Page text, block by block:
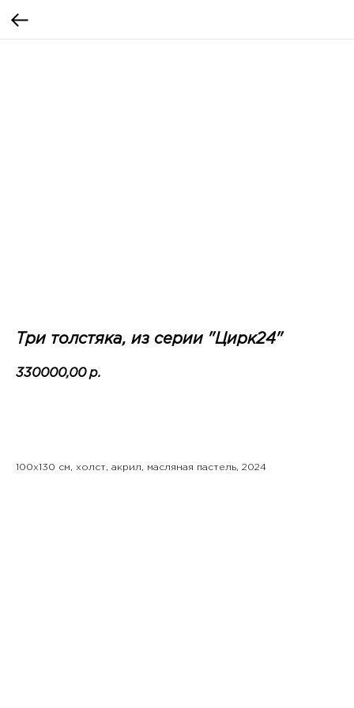
Три толстяка, из серии "Цирк24"
330000,00 р.
100x130 см, холст, акрил, масляная пастель, 2024